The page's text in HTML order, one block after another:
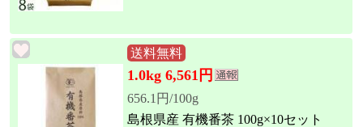
送料無料
1.0kg 6,561円
656.1円/100g
島根県産 有機番茶 100g×10セット